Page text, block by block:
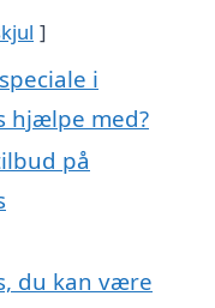
i
hjælpe med?
på
du kan være